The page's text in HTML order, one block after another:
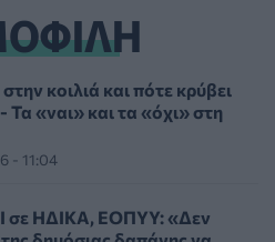
«Σιωπηλός»
ασθενών
17:34
να γράψουν ορμονική
κοιλιά και πότε κρύβει
Τα «ναι» και τα «όχι» στη
- 11:04
σε ΗΔΙΚΑ, ΕΟΠΥΥ: «Δεν